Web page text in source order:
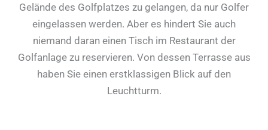
Gelände des Golfplatzes zu gelangen, da nur Golfer
eingelassen werden. Aber es hindert Sie auch
niemand daran einen Tisch im Restaurant der
Golfanlage zu reservieren. Von dessen Terrasse aus
haben Sie einen erstklassigen Blick auf den
Leuchtturm.